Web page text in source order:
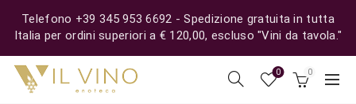
Telefono +39 345 953 6692 - Spedizione gratuita in tutta
Italia per ordini superiori a € 120,00, escluso "Vini da tavola."
0 0